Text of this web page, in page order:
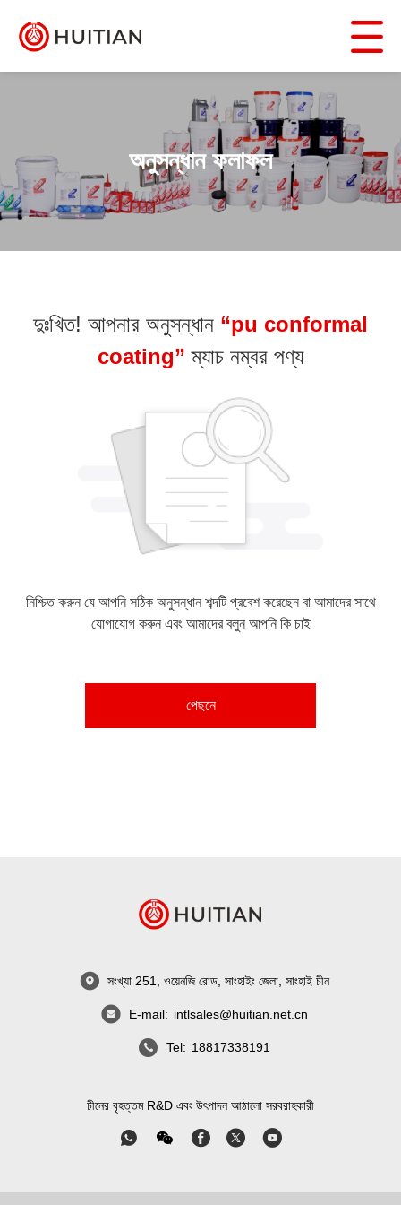
অনুসন্ধান ফলাফল
দুঃখিত! আপনার অনুসন্ধান “pu conformal
coating” ম্যাচ নম্বর পণ্য
নিশ্চিত করুন যে আপনি সঠিক অনুসন্ধান শব্দটি প্রবেশ করেছেন বা আমাদের সাথে
যোগাযোগ করুন এবং আমাদের বলুন আপনি কি চাই
পেছনে
সংখ্যা 251, ওয়েনজি রোড, সাংহাইং জেলা, সাংহাই চীন
E-mail: intlsales@huitian.net.cn
Tel: 18817338191
চীনের বৃহত্তম R&D এবং উৎপাদন আঠালো সরবরাহকারী